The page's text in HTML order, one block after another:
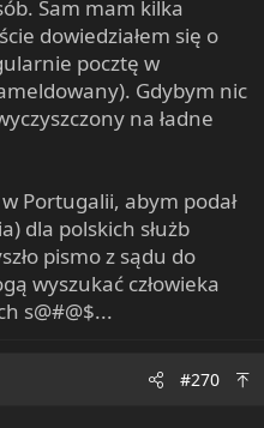
Sam mam kilka
dowiedziałem się o
pocztę w
Gdybym nic
na ładne
Portugalii, abym podał
dla polskich służb
pismo z sądu do
wyszukać człowieka
s@#@$...
#270